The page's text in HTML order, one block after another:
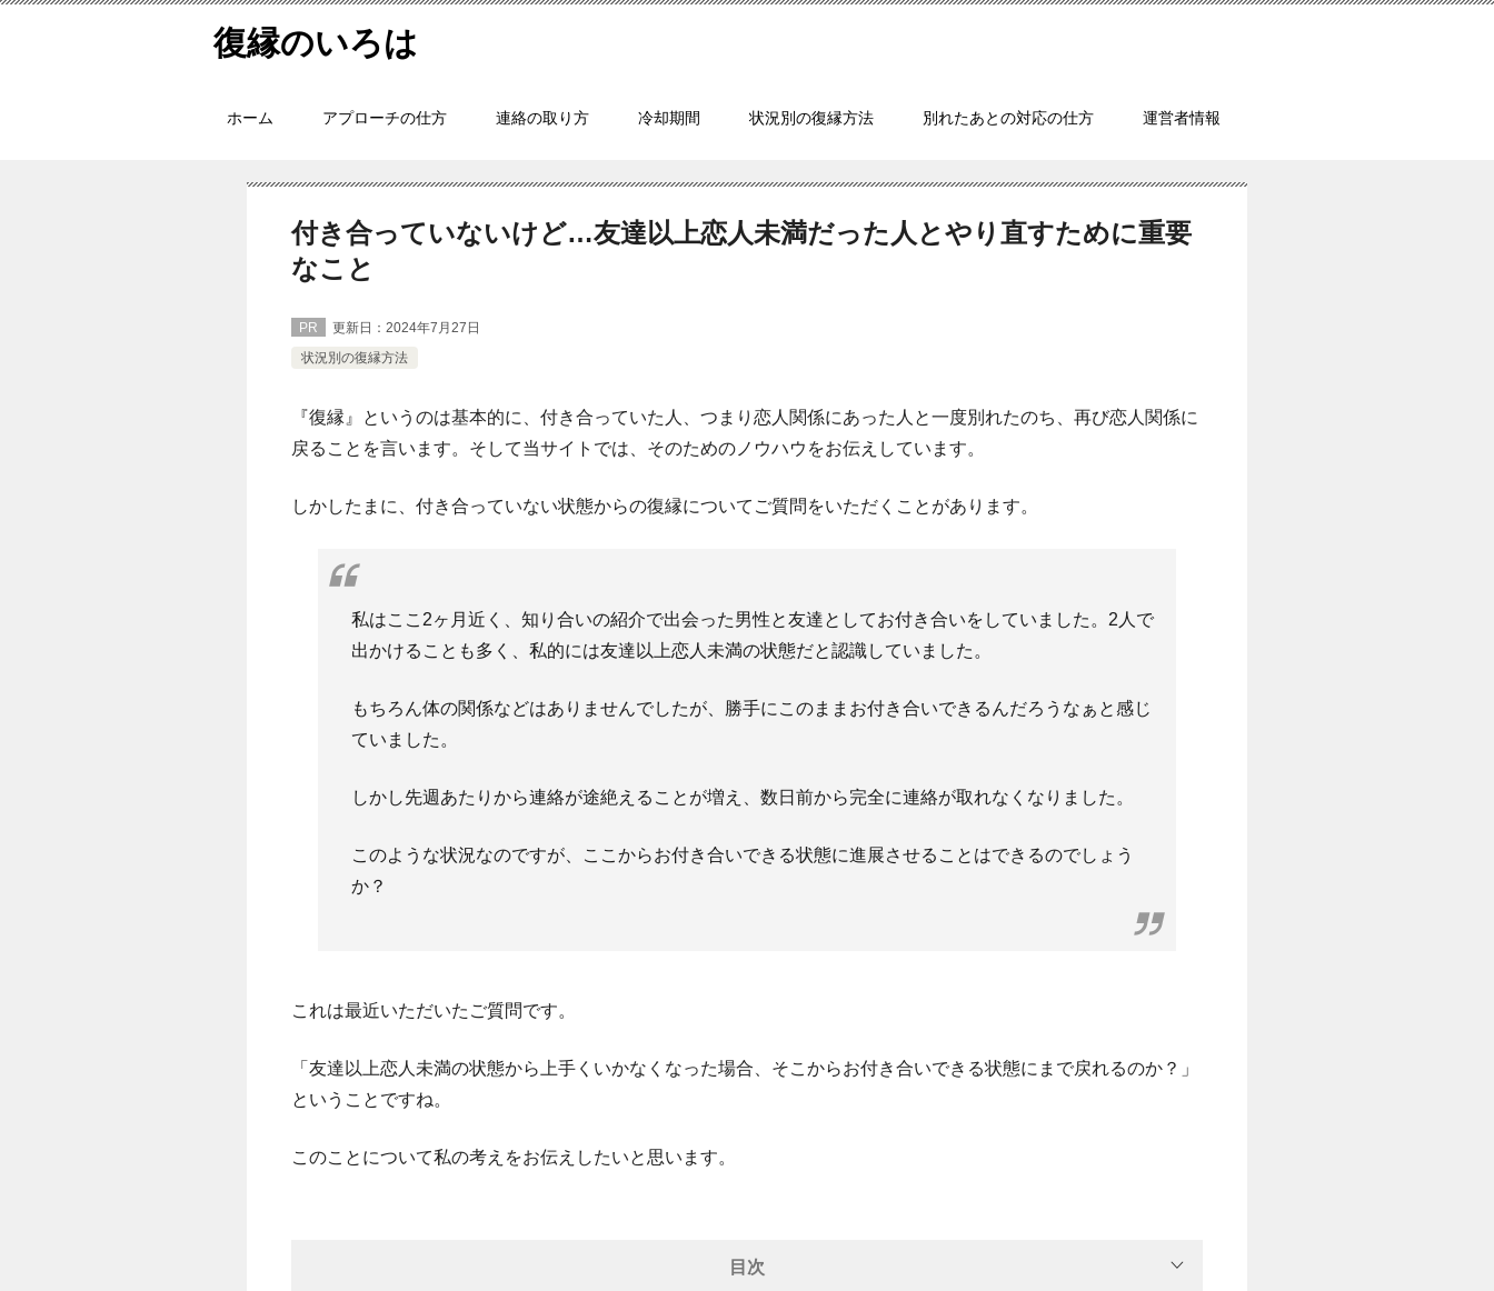
復縁のいろは
ホーム アプローチの仕方 連絡の取り方 冷却期間 状況別の復縁方法 別れたあとの対応の仕方 運営者情報
付き合っていないけど…友達以上恋人未満だった人とやり直すために重要
なこと
PR 更新日： 2024年7月27日
状況別の復縁方法
『復縁』というのは基本的に、付き合っていた人、つまり恋人関係にあった人と一度別れたのち、再び恋人関係に
戻ることを言います。そして当サイトでは、そのためのノウハウをお伝えしています。
しかしたまに、付き合っていない状態からの復縁についてご質問をいただくことがあります。
私はここ2ヶ月近く、知り合いの紹介で出会った男性と友達としてお付き合いをしていました。2人で
出かけることも多く、私的には友達以上恋人未満の状態だと認識していました。
もちろん体の関係などはありませんでしたが、勝手にこのままお付き合いできるんだろうなぁと感じ
ていました。
しかし先週あたりから連絡が途絶えることが増え、数日前から完全に連絡が取れなくなりました。
このような状況なのですが、ここからお付き合いできる状態に進展させることはできるのでしょう
か？
これは最近いただいたご質問です。
「友達以上恋人未満の状態から上手くいかなくなった場合、そこからお付き合いできる状態にまで戻れるのか？」
ということですね。
このことについて私の考えをお伝えしたいと思います。
目次